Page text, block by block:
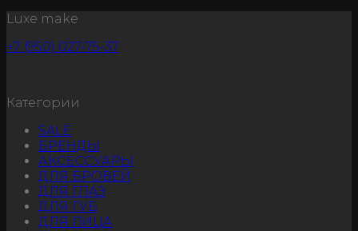
Luxe make
+7 (950) 027-75-37
Категории
SALE
БРЕНДЫ
АКСЕССУАРЫ
ДЛЯ БРОВЕЙ
ДЛЯ ГЛАЗ
ДЛЯ ГУБ
ДЛЯ ЛИЦА